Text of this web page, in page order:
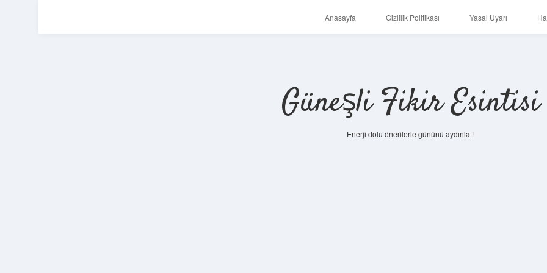
Anasayfa Gizlilik Politikası Yasal Uyarı
Güneşli Fikir Esintisi
Enerji dolu önerilerle gününü aydınlat!